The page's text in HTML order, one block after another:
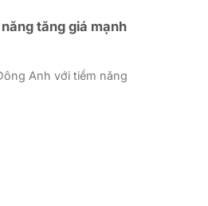
tăng giá mạnh
Anh với tiềm năng